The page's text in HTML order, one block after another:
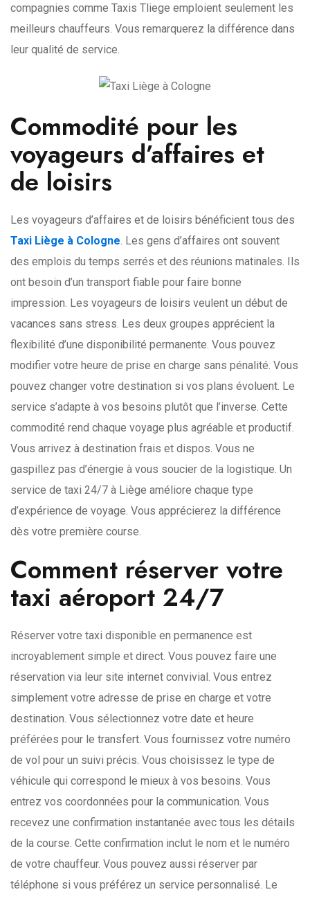
compagnies comme Taxis Tliege emploient seulement les
meilleurs chauffeurs. Vous remarquerez la différence dans
leur qualité de service.
Commodité pour les
voyageurs d’affaires et
de loisirs
Les voyageurs d’affaires et de loisirs bénéficient tous des
Taxi Liège à Cologne . Les gens d’affaires ont souvent
des emplois du temps serrés et des réunions matinales. Ils
ont besoin d’un transport fiable pour faire bonne
impression. Les voyageurs de loisirs veulent un début de
vacances sans stress. Les deux groupes apprécient la
flexibilité d’une disponibilité permanente. Vous pouvez
modifier votre heure de prise en charge sans pénalité. Vous
pouvez changer votre destination si vos plans évoluent. Le
service s’adapte à vos besoins plutôt que l’inverse. Cette
commodité rend chaque voyage plus agréable et productif.
Vous arrivez à destination frais et dispos. Vous ne
gaspillez pas d’énergie à vous soucier de la logistique. Un
service de taxi 24/7 à Liège améliore chaque type
d’expérience de voyage. Vous apprécierez la différence
dès votre première course.
Comment réserver votre
taxi aéroport 24/7
Réserver votre taxi disponible en permanence est
incroyablement simple et direct. Vous pouvez faire une
réservation via leur site internet convivial. Vous entrez
simplement votre adresse de prise en charge et votre
destination. Vous sélectionnez votre date et heure
préférées pour le transfert. Vous fournissez votre numéro
de vol pour un suivi précis. Vous choisissez le type de
véhicule qui correspond le mieux à vos besoins. Vous
entrez vos coordonnées pour la communication. Vous
recevez une confirmation instantanée avec tous les détails
de la course. Cette confirmation inclut le nom et le numéro
de votre chauffeur. Vous pouvez aussi réserver par
téléphone si vous préférez un service personnalisé. Le